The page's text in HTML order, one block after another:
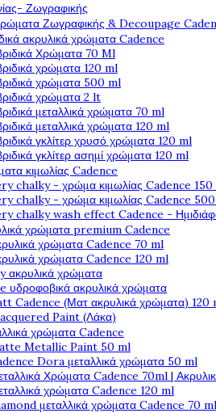
Ζωγραφικής
Ζωγραφικής & Decoupage
ακρυλικά χρώματα Cadence
Χρώματα 70 Ml
χρώματα 120 ml
χρώματα 500 ml
χρώματα 2 lt
μεταλλικά χρώματα 70 ml
μεταλλικά χρώματα 120 ml
γκλίτερ χρυσό χρώματα 120 ml
γκλίτερ ασημί χρώματα 120 ml
κιμωλίας Cadence
chalky - χρώμα κιμωλίας Cadence
chalky - χρώμα κιμωλίας Cadence
chalky wash effect Cadence -
χρώματα premium Cadence
χρώματα Cadence 70 ml
χρώματα Cadence 120 ml
ακρυλικά χρώματα
υδροφοβικά ακρυλικά χρώματα
Cadence (Ματ ακρυλικά χρώματα) 120
Paint (Λάκα)
χρώματα Cadence
Metallic Paint 50 ml
Dora μεταλλικά χρώματα 50 ml
Χρώματα Cadence 70ml |
χρώματα Cadence 120 ml
μεταλλικά χρώματα Cadence 70 ml